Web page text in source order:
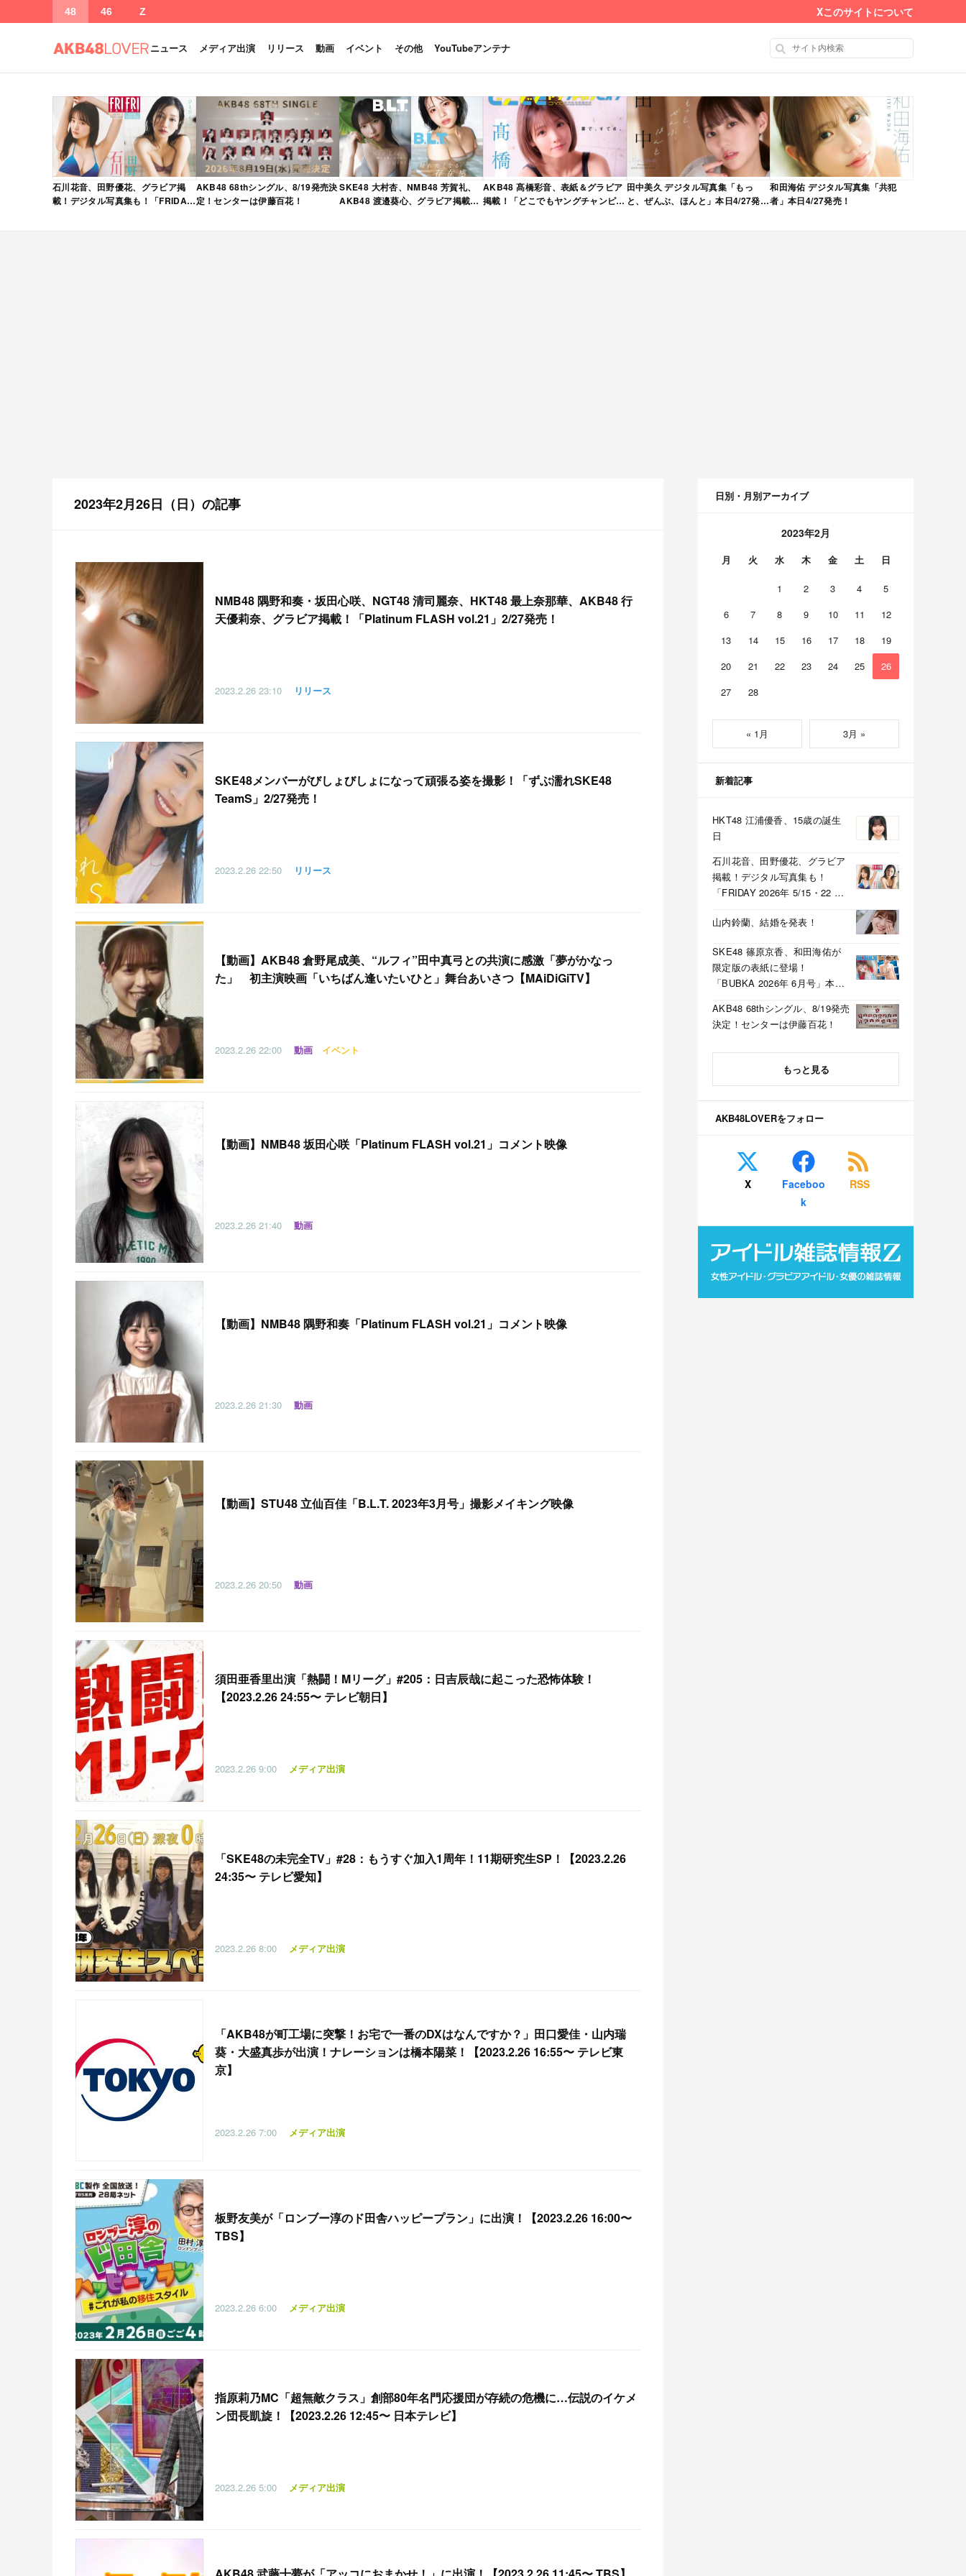
48 46 Z Xこのサイトについて
ニュース メディア出演 リリース 動画 イベント その他 YouTubeアンテナ
石川花音、田野優花、グラビア掲
載！デジタル写真集も！「FRIDAY
発売！
AKB48 68thシングル、8/19発売決
定！センターは伊藤百花！
SKE48 大村杏、NMB48 芳賀礼、
AKB48 渡邉葵心、グラビア掲載！
月号」本日4/28発売！
AKB48 髙橋彩音、表紙＆グラビア
掲載！「どこでもヤングチャンピオ
田中美久 デジタル写真集「もっ
と、ぜんぶ、ほんと」本日4/27発
和田海佑 デジタル写真集「共犯
者」本日4/27発売！
2023年2月26日（日）の記事
NMB48 隅野和奏・坂田心咲、NGT48 清司麗奈、HKT48 最上奈那華、AKB48 行
天優莉奈、グラビア掲載！「Platinum FLASH vol.21」2/27発売！
2023.2.26 23:10 リリース
SKE48メンバーがびしょびしょになって頑張る姿を撮影！「ずぶ濡れSKE48
TeamS」2/27発売！
2023.2.26 22:50 リリース
【動画】AKB48 倉野尾成美、“ルフィ”田中真弓との共演に感激「夢がかなっ
た」 初主演映画「いちばん逢いたいひと」舞台あいさつ【MAiDiGiTV】
2023.2.26 22:00 動画 イベント
【動画】NMB48 坂田心咲「Platinum FLASH vol.21」コメント映像
2023.2.26 21:40 動画
【動画】NMB48 隅野和奏「Platinum FLASH vol.21」コメント映像
2023.2.26 21:30 動画
【動画】STU48 立仙百佳「B.L.T. 2023年3月号」撮影メイキング映像
2023.2.26 20:50 動画
須田亜香里出演「熱闘！Mリーグ」#205：日吉辰哉に起こった恐怖体験！
【2023.2.26 24:55〜 テレビ朝日】
2023.2.26 9:00 メディア出演
「SKE48の未完全TV」#28：もうすぐ加入1周年！11期研究生SP！【2023.2.26
24:35〜 テレビ愛知】
2023.2.26 8:00 メディア出演
「AKB48が町工場に突撃！お宅で一番のDXはなんですか？」田口愛佳・山内瑞
葵・大盛真歩が出演！ナレーションは橋本陽菜！【2023.2.26 16:55〜 テレビ東
京】
2023.2.26 7:00 メディア出演
板野友美が「ロンブー淳のド田舎ハッピープラン」に出演！【2023.2.26 16:00〜
TBS】
2023.2.26 6:00 メディア出演
指原莉乃MC「超無敵クラス」創部80年名門応援団が存続の危機に…伝説のイケメ
ン団長凱旋！【2023.2.26 12:45〜 日本テレビ】
2023.2.26 5:00 メディア出演
日別・月別アーカイブ
2023年2月
月 火 水 木 金 土 日
1 2 3 4
5
6
7 8 9 10 11
12
13
14 15 16 17 18
19
20
21 22 23 24 25
26
27
28
« 1月 3月 »
新着記事
HKT48 江浦優香、15歳の誕生
日
石川花音、田野優花、グラビア
掲載！デジタル写真集も！
「FRIDAY 2026年 5/15・22 合
山内鈴蘭、結婚を発表！
SKE48 篠原京香、和田海佑が
限定版の表紙に登場！
「BUBKA 2026年 6月号」本日
AKB48 68thシングル、8/19発売
決定！センターは伊藤百花！
もっと見る
AKB48LOVERをフォロー
X
Faceboo
k
RSS